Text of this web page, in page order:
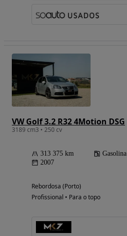
VW Golf 3.2 R32 4Motion DSG
3189 cm3 • 250 cv
313 375 km Gasolina
2007
Rebordosa (Porto)
Profissional • Para o topo